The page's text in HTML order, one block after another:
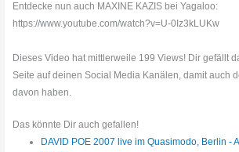
Entdecke nun auch MAXINE KAZIS bei Yagaloo:
https://www.youtube.com/watch?v=U-0Iz3kLUKw
Dieses Video hat mittlerweile 199 Views! Dir gefällt
Seite auf deinen Social Media Kanälen, damit auch
davon haben.
Das könnte Dir auch gefallen!
DAVID POE 2007 live im Quasimodo, Berlin -